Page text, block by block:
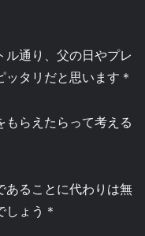
通り、父の日やプレ
タリだと思います＊
らえたらって考える
あることに代わりは無
ょう＊